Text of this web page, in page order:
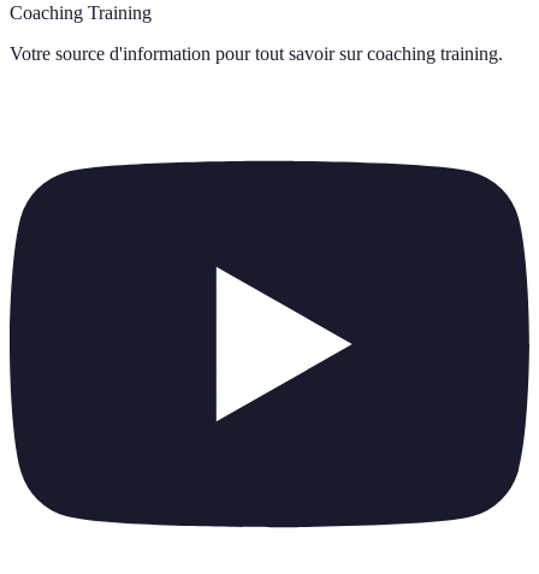
Coaching Training
Votre source d'information pour tout savoir sur coaching training.